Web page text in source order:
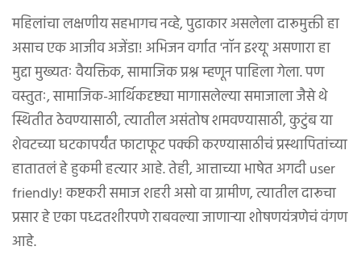
महिलांचा लक्षणीय सहभागच नव्हे, पुढाकार असलेला दारूमुक्ती हा
असाच एक आजीव अजेंडा! अभिजन वर्गात 'नॉन इश्यू' असणारा हा
मुद्दा मुख्यतः वैयक्तिक, सामाजिक प्रश्न म्हणून पाहिला गेला. पण
वस्तुतः, सामाजिक-आर्थिकदृष्ट्या मागासलेल्या समाजाला जैसे थे
स्थितीत ठेवण्यासाठी, त्यातील असंतोष शमवण्यासाठी, कुटुंब या
शेवटच्या घटकापर्यंत फाटाफूट पक्की करण्यासाठीचं प्रस्थापितांच्या
हातातलं हे हुकमी हत्यार आहे. तेही, आत्ताच्या भाषेत अगदी user
friendly! कष्टकरी समाज शहरी असो वा ग्रामीण, त्यातील दारूचा
प्रसार हे एका पध्दतशीरपणे राबवल्या जाणाऱ्या शोषणयंत्रणेचं वंगण
आहे.